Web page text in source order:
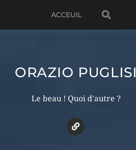
ACCEUIL
ORAZIO PUGLISI
Le beau ! Quoi d'autre ?